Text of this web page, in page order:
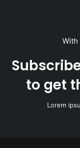
With
to get
Lorem